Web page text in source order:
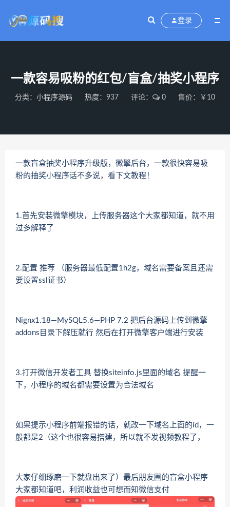
登录
一款容易吸粉的红包/盲盒/抽奖小程序
分类： 小程序源码 热度：937 评论： 0 售价：￥10
一款盲盒抽奖小程序升级版，微擎后台，一款很快容易吸
粉的抽奖小程序话不多说，看下文教程！
1.首先安装微擎模块，上传服务器这个大家都知道，就不用
过多解释了
2.配置 推荐 （服务器最低配置1h2g，域名需要备案且还需
要设置ssl证书）
Nignx1.18—MySQL5.6—PHP 7.2 把后台源码上传到微擎
addons目录下解压就行 然后在打开微擎客户端进行安装
3.打开微信开发者工具 替换siteinfo.js里面的域名 提醒一
下，小程序的域名都需要设置为合法域名
如果提示小程序前端报错的话，就改一下域名上面的id，一
般都是2（这个也很容易搭建，所以就不发视频教程了，
大家仔细琢磨一下就盘出来了）最后朋友圈的盲盒小程序
大家都知道吧，利润收益也可想而知微信支付